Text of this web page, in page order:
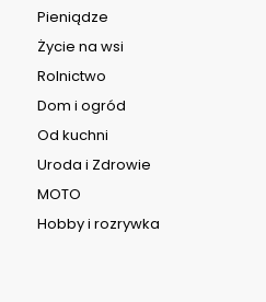
Pieniądze
Życie na wsi
Rolnictwo
Dom i ogród
Od kuchni
Uroda i Zdrowie
MOTO
Hobby i rozrywka